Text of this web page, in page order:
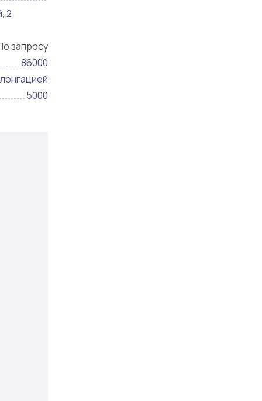
2
запросу
86000
5000